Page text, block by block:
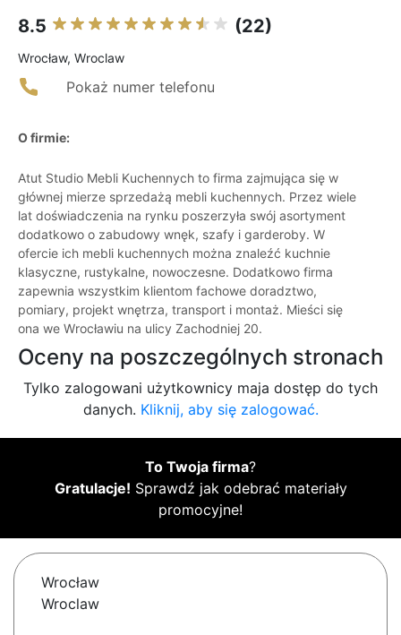
8.5 (22)
Wrocław, Wroclaw
Pokaż numer telefonu
O firmie:
Atut Studio Mebli Kuchennych to firma zajmująca się w
głównej mierze sprzedażą mebli kuchennych. Przez wiele
lat doświadczenia na rynku poszerzyła swój asortyment
dodatkowo o zabudowy wnęk, szafy i garderoby. W
ofercie ich mebli kuchennych można znaleźć kuchnie
klasyczne, rustykalne, nowoczesne. Dodatkowo firma
zapewnia wszystkim klientom fachowe doradztwo,
pomiary, projekt wnętrza, transport i montaż. Mieści się
ona we Wrocławiu na ulicy Zachodniej 20.
Oceny na poszczególnych stronach
Tylko zalogowani użytkownicy maja dostęp do tych
danych. Kliknij, aby się zalogować.
To Twoja firma?
Gratulacje! Sprawdź jak odebrać materiały
promocyjne!
Wrocław
Wroclaw